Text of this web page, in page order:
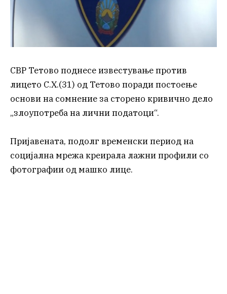
СВР Тетово поднесе известување против
лицето С.Х.(31) од Тетово поради постоење
основи на сомнение за сторено кривично дело
„злоупотреба на лични податоци“.
Пријавената, подолг временски период на
социјална мрежа креирала лажни профили со
фотографии од машко лице.